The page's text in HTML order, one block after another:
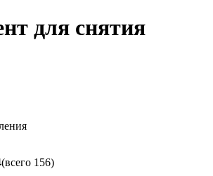
для снятия
(всего 156)